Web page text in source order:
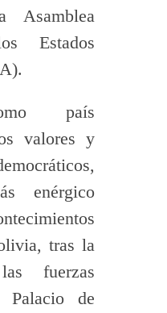
Asamblea
Estados
país
valores y
enérgico
tras la
fuerzas
de